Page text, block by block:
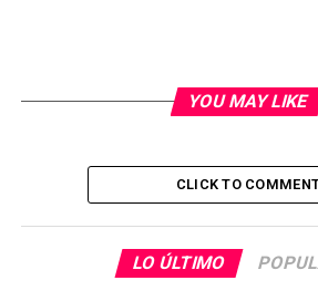
YOU MAY LIKE
CLICK TO
LO ÚLTIMO